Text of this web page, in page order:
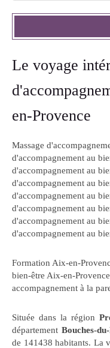
Le voyage
en-Provence
Massage
d'accompagnement au
d'accompagnement au
d'accompagnement au
d'accompagnement au
d'accompagnement au
d'accompagnement au
d'accompagnement au
Formation Aix-en-
bien-être Aix-en-Provence
accompagnement à la
Située dans la région
département Bouches-
de 141438 habitants. La